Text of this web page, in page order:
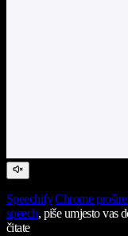
Speechify Chrome
speech, piše umjesto vas
čitate